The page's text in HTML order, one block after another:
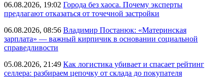
06.08.2026, 19:02 Города без хаоса. Почему эксперты
предлагают отказаться от точечной застройки
06.08.2026, 08:56 Владимир Постанюк: «Материнская
зарплата» — важный кирпичик в основании социальной
справедливости
05.08.2026, 21:49 Как логистика убивает и спасает рейтинг
селлера: разбираем цепочку от склада до покупателя